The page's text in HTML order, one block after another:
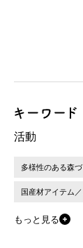
活動
多様性のある森づ
国産材アイテム
もっと見る